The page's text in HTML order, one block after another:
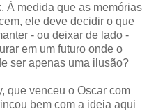
À medida que as memórias
ele deve decidir o que
- ou deixar de lado -
em um futuro onde o
ser apenas uma ilusão?
que venceu o Oscar com
bem com a ideia aqui